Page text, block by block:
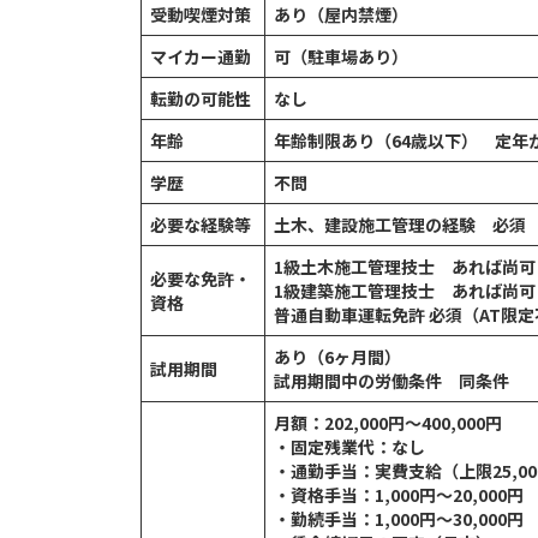
受動喫煙対策
あり（屋内禁煙）
マイカー通勤
可（駐車場あり）
転勤の可能性
なし
年齢
年齢制限あり（64歳以下） 定年
学歴
不問
必要な経験等
土木、建設施工管理の経験 必須
必要な免許・
資格
1級土木施工管理技士 あれば尚可
1級建築施工管理技士 あれば尚可
普通自動車運転免許 必須（AT限定
試用期間
あり（6ヶ月間）
試用期間中の労働条件 同条件
月額：202,000円～400,000円
・固定残業代：なし
・通勤手当：実費支給（上限
・資格手当：1,000円～20,000円
・勤続手当：1,000円～30,000円